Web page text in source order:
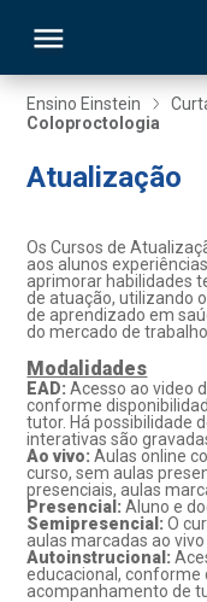
Ensino Einstein
Coloproctologia
Atualização
Os Cursos de
aos alunos
aprimorar habilidades
de atuação, utilizando
de aprendizado em
do mercado de trabalho.
Modalidades
EAD:Acesso ao video
conforme
tutor. Há possibilidade
interativas são
Ao vivo: Aulas online
curso, sem aulas
presenciais, aulas
Presencial:Aluno e
Semipresencial:O
aulas marcadas ao vivo
Autoinstrucional:
educacional, conforme
acompanhamento de